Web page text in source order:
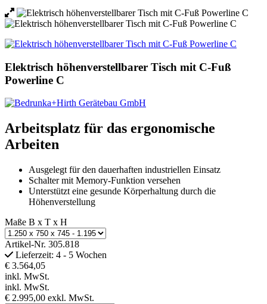
Elektrisch höhenverstellbarer Tisch mit C-Fuß
Powerline C
Arbeitsplatz für das ergonomische
Arbeiten
Ausgelegt für den dauerhaften industriellen Einsatz
Schalter mit Memory-Funktion versehen
Unterstützt eine gesunde Körperhaltung durch die
Höhenverstellung
Maße B x T x H
Artikel-Nr. 305.818
Lieferzeit: 4 - 5 Wochen
€ 3.564,05
inkl. MwSt.
inkl. MwSt.
€ 2.995,00 exkl. MwSt.